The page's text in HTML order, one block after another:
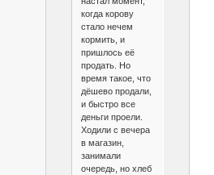
когда корову
стало нечем
кормить, и
пришлось её
продать. Но
время такое, что
дёшево продали,
и быстро все
деньги проели.
Ходили с вечера
в магазин,
занимали
очередь, но хлеб